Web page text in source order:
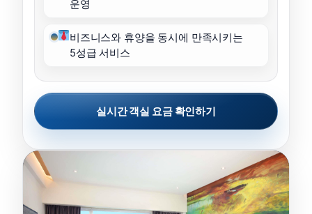
운영
비즈니스와 휴양을 동시에 만족시키는
5성급 서비스
실시간 객실 요금 확인하기